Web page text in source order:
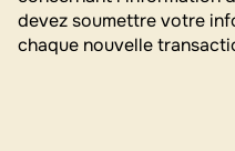
devez soumettre votre
chaque nouvelle